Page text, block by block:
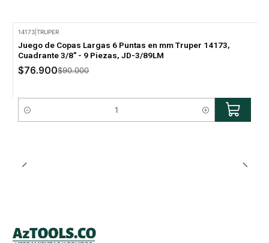
14173 |TRUPER
Juego de Copas Largas 6 Puntas en mm Truper 14173,
Cuadrante 3/8" - 9 Piezas, JD-3/89LM
$76.900$90.000
Cantidad